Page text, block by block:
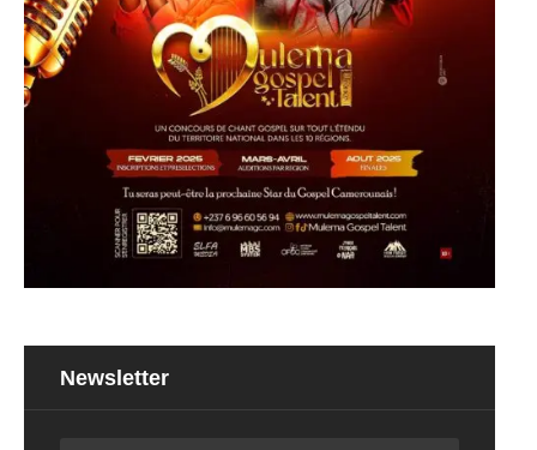
Newsletter